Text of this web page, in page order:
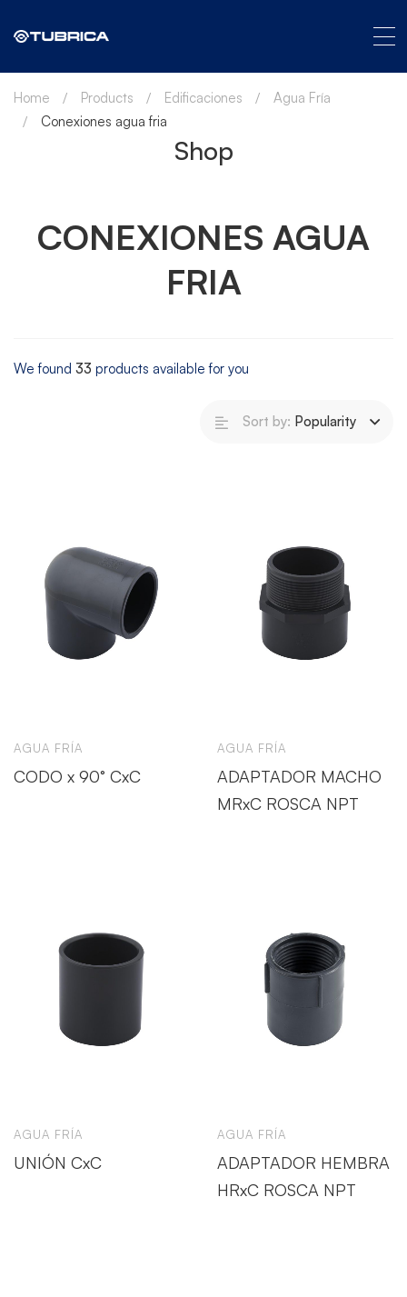
Shop
Home Products Edificaciones
Agua Fría
Conexiones agua fria
CONEXIONES AGUA
FRIA
We found 33 products available for you
Sort by: Popularity
AGUA FRÍA
CODO x 90° CxC
AGUA FRÍA
ADAPTADOR MACHO
MRxC ROSCA NPT
AGUA FRÍA
UNIÓN CxC
AGUA FRÍA
ADAPTADOR HEMBRA
HRxC ROSCA NPT